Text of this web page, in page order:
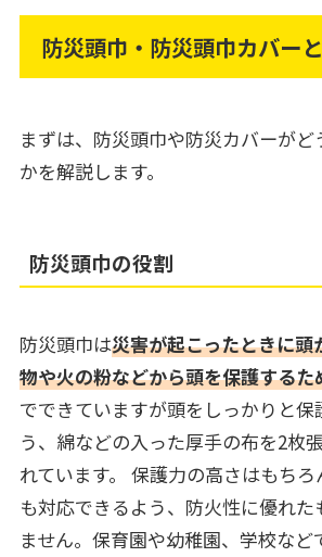
防災頭巾・防災頭巾カバー
まずは、防災頭巾や防災カバーが
かを解説します。
防災頭巾の役割
防災頭巾は災害が起こったときに頭
物や火の粉などから頭を保護するた
でできていますが頭をしっかりと保
う、綿などの入った厚手の布を2枚
れています。 保護力の高さはもち
も対応できるよう、防火性に優れた
ません。保育園や幼稚園、学校など